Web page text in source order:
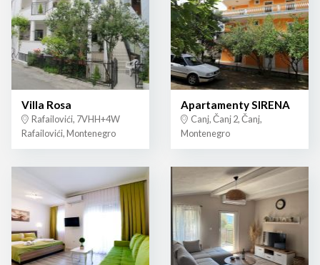
Villa Rosa
Rafailovići, 7VHH+4W
Rafailovići, Montenegro
Apartamenty SIRENA
Canj, Čanj 2, Čanj,
Montenegro